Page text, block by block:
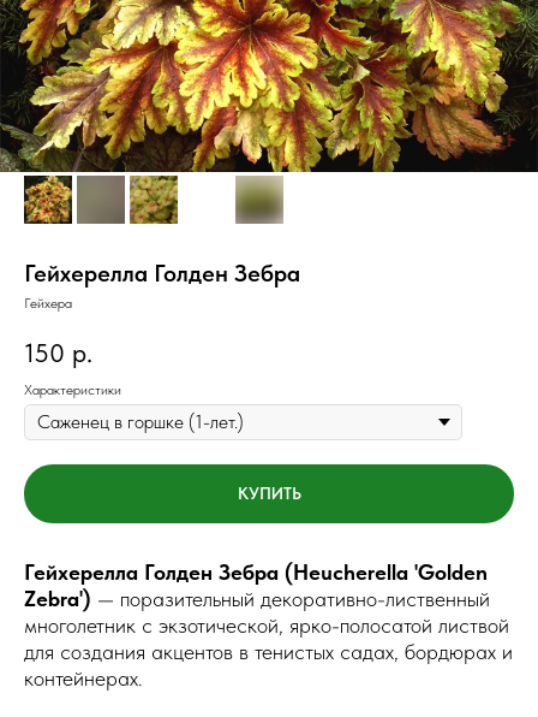
Гейхерелла Голден Зебра
Гейхера
150 р.
Характеристики
КУПИТЬ
Гейхерелла Голден Зебра (Heucherella 'Golden
Zebra') — поразительный декоративно-лиственный
многолетник с экзотической, ярко-полосатой листвой
для создания акцентов в тенистых садах, бордюрах и
контейнерах.